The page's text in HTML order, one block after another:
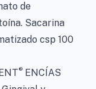
de
Sacarina
csp 100
® ENCÍAS